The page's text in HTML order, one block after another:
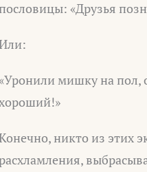
пословицы: «Друзья
мишку на пол,
никто из этих